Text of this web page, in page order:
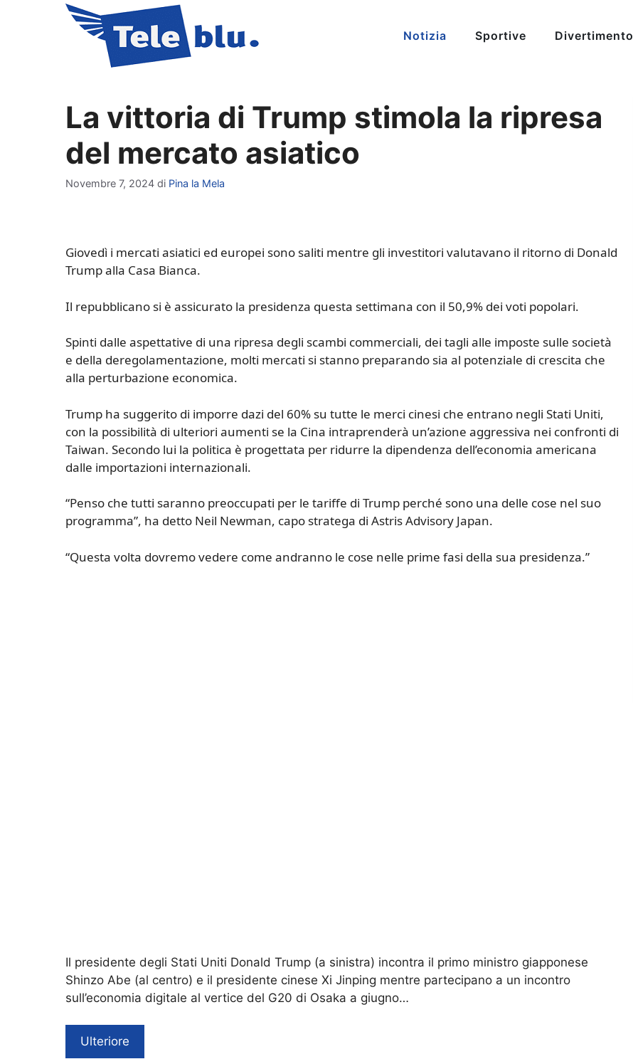
Notizia Sportive Divertimento
La vittoria di Trump stimola la ripresa
del mercato asiatico
Novembre 7, 2024 di Pina la Mela
Giovedì i mercati asiatici ed europei sono saliti mentre gli investitori valutavano il ritorno di Donald
Trump alla Casa Bianca.
Il repubblicano si è assicurato la presidenza questa settimana con il 50,9% dei voti popolari.
Spinti dalle aspettative di una ripresa degli scambi commerciali, dei tagli alle imposte sulle società
e della deregolamentazione, molti mercati si stanno preparando sia al potenziale di crescita che
alla perturbazione economica.
Trump ha suggerito di imporre dazi del 60% su tutte le merci cinesi che entrano negli Stati Uniti,
con la possibilità di ulteriori aumenti se la Cina intraprenderà un’azione aggressiva nei confronti di
Taiwan. Secondo lui la politica è progettata per ridurre la dipendenza dell’economia americana
dalle importazioni internazionali.
“Penso che tutti saranno preoccupati per le tariffe di Trump perché sono una delle cose nel suo
programma”, ha detto Neil Newman, capo stratega di Astris Advisory Japan.
“Questa volta dovremo vedere come andranno le cose nelle prime fasi della sua presidenza.”
Il presidente degli Stati Uniti Donald Trump (a sinistra) incontra il primo ministro giapponese
Shinzo Abe (al centro) e il presidente cinese Xi Jinping mentre partecipano a un incontro
sull’economia digitale al vertice del G20 di Osaka a giugno…
Ulteriore